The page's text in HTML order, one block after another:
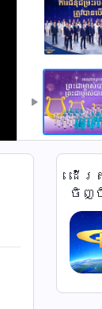
ដើរ
ចិញ្